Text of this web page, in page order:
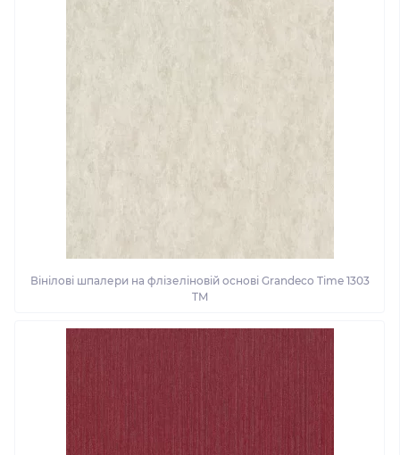
Вінілові шпалери на флізеліновій основі Grandeco Time 1303
TM